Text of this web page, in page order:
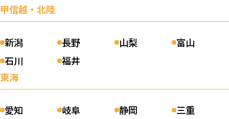
甲信越・北陸
新潟 長野 山梨
富山
石川
福井
東海
愛知 岐阜 静岡
三重